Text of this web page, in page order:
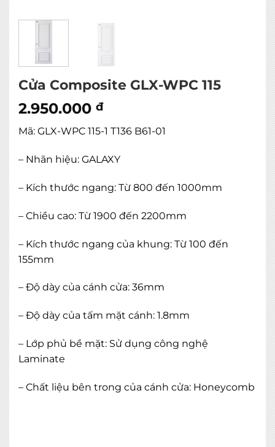
Cửa Composite GLX-WPC 115
2.950.000 đ
Mã: GLX-WPC 115-1 T136 B61-01
– Nhãn hiệu: GALAXY
– Kích thước ngang: Từ 800 đến 1000mm
– Chiều cao: Từ 1900 đến 2200mm
– Kích thước ngang của khung: Từ 100 đến
155mm
– Độ dày của cánh cửa: 36mm
– Độ dày của tấm mặt cánh: 1.8mm
– Lớp phủ bề mặt: Sử dụng công nghệ
Laminate
– Chất liệu bên trong của cánh cửa: Honeycomb